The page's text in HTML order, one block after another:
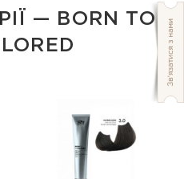
— BORN TO